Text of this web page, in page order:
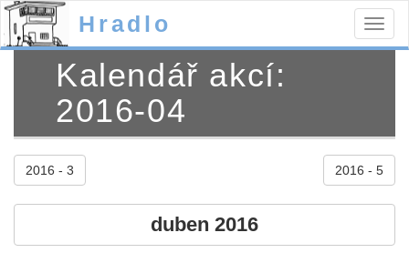
Hradlo
Kalendář akcí:
2016-04
2016 - 3 2016 - 5
duben 2016